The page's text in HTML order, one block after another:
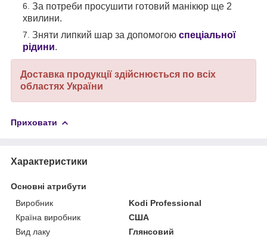
За потреби просушити готовий манікюр ще 2
хвилини.
Зняти липкий шар за допомогою спеціальної
рідини.
Доставка продукції здійснюється по всіх
областях України
Приховати
Характеристики
Основні атрибути
Виробник
Kodi Professional
Країна виробник
США
Вид лаку
Глянсовий